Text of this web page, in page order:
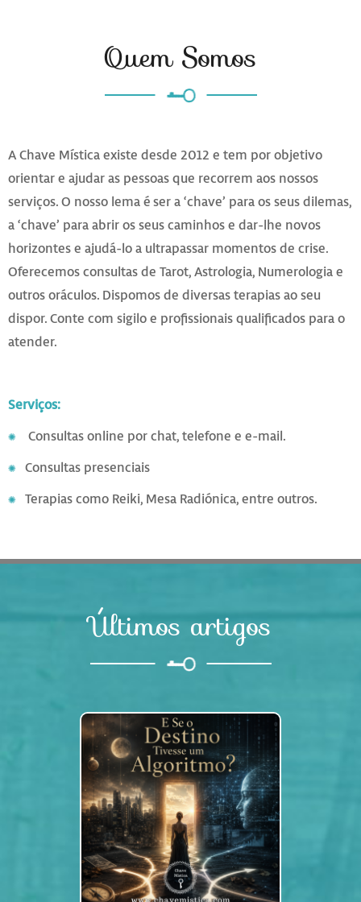
Quem Somos
A Chave Mística existe desde 2012 e tem por objetivo
orientar e ajudar as pessoas que recorrem aos nossos
serviços. O nosso lema é ser a ‘chave’ para os seus dilemas,
a ‘chave’ para abrir os seus caminhos e dar-lhe novos
horizontes e ajudá-lo a ultrapassar momentos de crise.
Oferecemos consultas de Tarot, Astrologia, Numerologia e
outros oráculos. Dispomos de diversas terapias ao seu
dispor. Conte com sigilo e profissionais qualificados para o
atender.
Serviços:
✺ Consultas online por chat, telefone e e-mail.
✺ Consultas presenciais
✺ Terapias como Reiki, Mesa Radiónica, entre outros.
Últimos artigos